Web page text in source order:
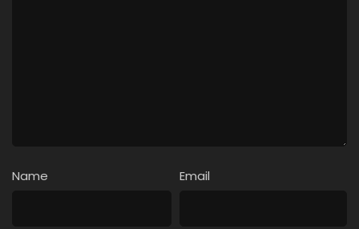
Name Email